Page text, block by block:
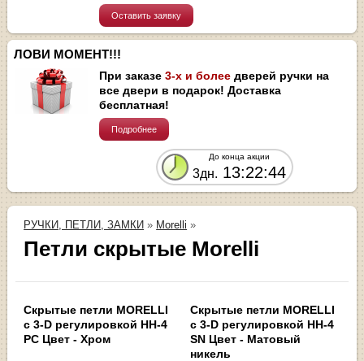
Оставить заявку
ЛОВИ МОМЕНТ!!!
При заказе3-х и более дверей ручки на
все двери в подарок! Доставка
бесплатная!
Подробнее
До конца акции
3дн. 13:22:44
РУЧКИ, ПЕТЛИ, ЗАМКИ » Morelli »
Петли скрытые Morelli
Скрытые петли MORELLI
с 3-D регулировкой HH-4
PC Цвет - Хром
Скрытые петли MORELLI
с 3-D регулировкой HH-4
SN Цвет - Матовый
никель